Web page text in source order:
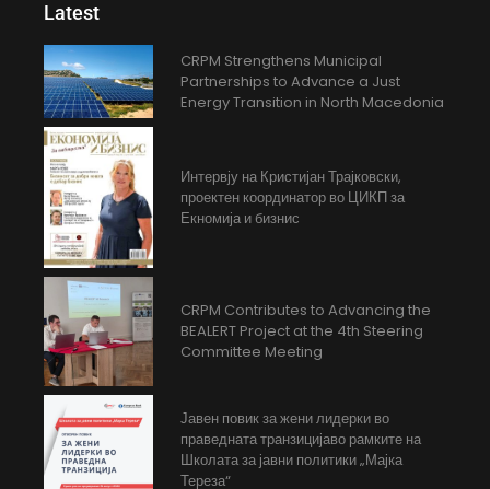
Latest
CRPM Strengthens Municipal
Partnerships to Advance a Just
Energy Transition in North Macedonia
Интервју на Кристијан Трајковски,
проектен координатор во ЦИКП за
Екномија и бизнис
CRPM Contributes to Advancing the
BEALERT Project at the 4th Steering
Committee Meeting
Јавен повик за жени лидерки во
праведната транзицијаво рамките на
Школата за јавни политики „Мајка
Тереза“